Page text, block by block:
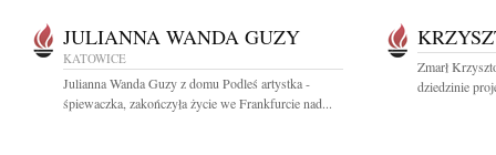
JULIANNA WANDA GUZY
KATOWICE
Julianna Wanda Guzy z domu Podleś artystka -
śpiewaczka, zakończyła życie we Frankfurcie nad...
Zmarł
dziedzinie